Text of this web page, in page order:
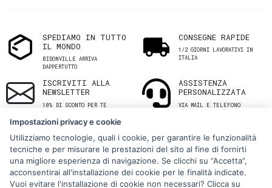
SPEDIAMO IN TUTTO
IL MONDO
BIDONVILLE ARRIVA
DAPPERTUTTO
CONSEGNE RAPIDE
1/2 GIORNI LAVORATIVI IN
ITALIA
ISCRIVITI ALLA
NEWSLETTER
10% DI SCONTO PER TE
ASSISTENZA
PERSONALIZZATA
VIA MAIL E TELEFONO
Impostazioni privacy e cookie
Utilizziamo tecnologie, quali i cookie, per garantire le funzionalità
tecniche e per misurare le prestazioni del sito al fine di fornirti
una migliore esperienza di navigazione. Se clicchi su “Accetta”,
acconsentirai all'installazione dei cookie per le finalità indicate.
Vuoi evitare l'installazione di cookie non necessari? Clicca su